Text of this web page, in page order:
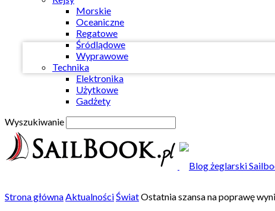
Morskie
Oceaniczne
Regatowe
Śródlądowe
Wyprawowe
Technika
Elektronika
Użytkowe
Gadżety
Wyszukiwanie
Strona głównaAktualnościŚwiatOstatnia szansa na poprawę